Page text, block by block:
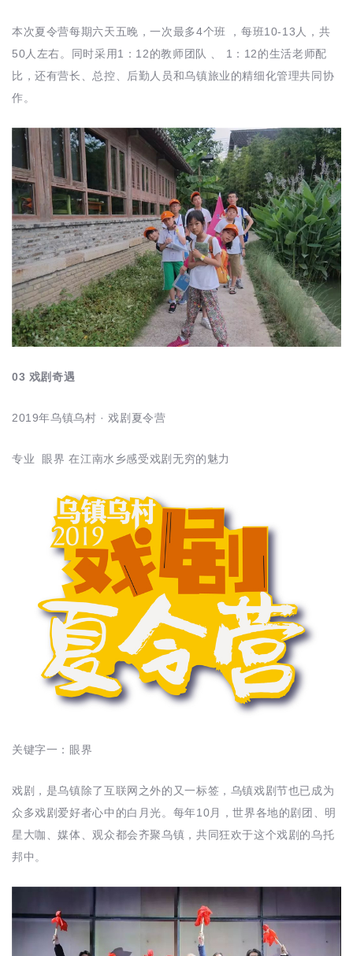
本次夏令营每期六天五晚，一次最多4个班 ，每班10-13人，共
50人左右。同时采用1：12的教师团队 、 1：12的生活老师配
比，还有营长、总控、后勤人员和乌镇旅业的精细化管理共同协
作。
03 戏剧奇遇
2019年乌镇乌村 · 戏剧夏令营
专业 眼界 在江南水乡感受戏剧无穷的魅力
关键字一：眼界
戏剧，是乌镇除了互联网之外的又一标签，乌镇戏剧节也已成为
众多戏剧爱好者心中的白月光。每年10月，世界各地的剧团、明
星大咖、媒体、观众都会齐聚乌镇，共同狂欢于这个戏剧的乌托
邦中。